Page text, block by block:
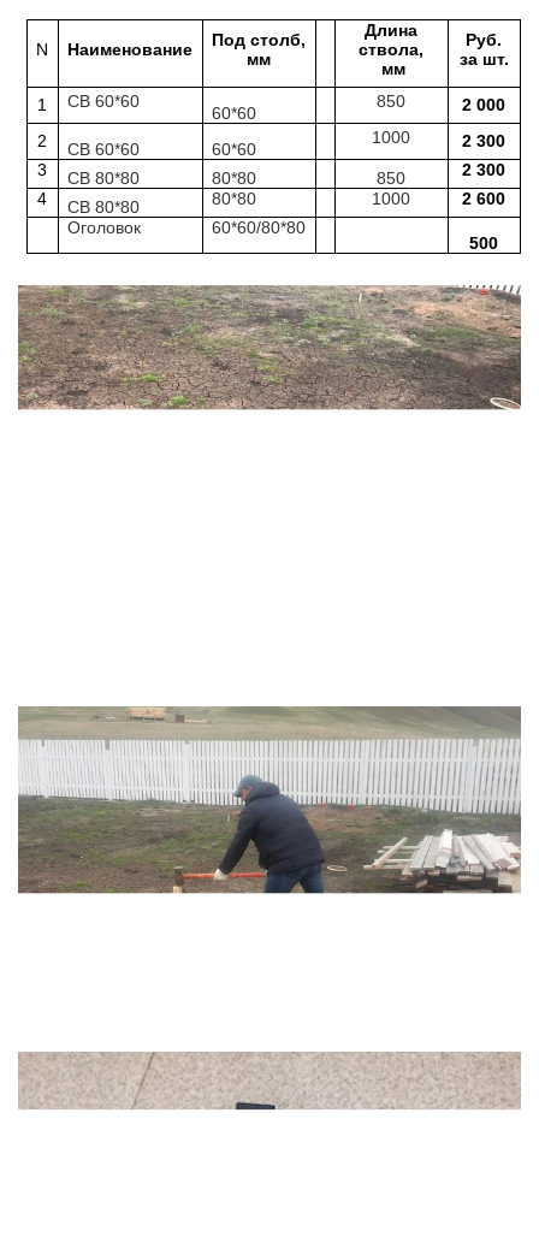
N Наименование
Под столб,
мм
Длина
ствола,
мм
Pуб.
за шт.
1 СВ 60*60
60*60
850
2 000
2
СВ 60*60 60*60
1000
2 300
3
СВ 80*80 80*80 850
2 300
4
СВ 80*80 80*80 1000
2 600
Оголовок
60*60/80*80
500